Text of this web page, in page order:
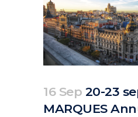
16 Sep 20-23
MARQUES